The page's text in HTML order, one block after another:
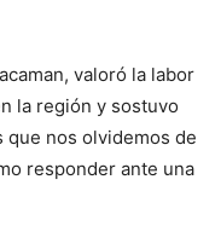
valoró la labor
la región y sostuvo
que nos olvidemos de
responder ante una